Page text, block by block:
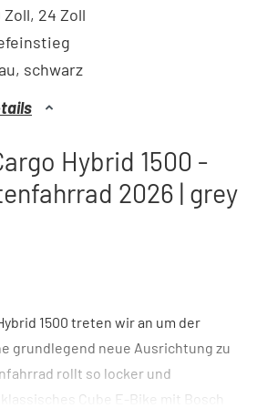
Zoll, 24 Zoll
schwarz
Hybrid 1500 -
2026 | grey
1500 treten wir an um der
grundlegend neue Ausrichtung zu
rollt so locker und
Cube E-Bike mit Bosch